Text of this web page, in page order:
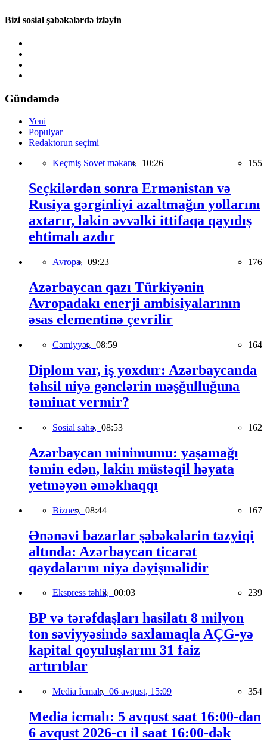
Bizi sosial şəbəkələrdə izləyin
Gündəmdə
Yeni
Populyar
Redaktorun seçimi
Keçmiş Sovet məkanı, 10:26 155
Seçkilərdən sonra Ermənistan və
Rusiya gərginliyi azaltmağın yollarını
axtarır, lakin əvvəlki ittifaqa qayıdış
ehtimalı azdır
Avropa, 09:23 176
Azərbaycan qazı Türkiyənin
Avropadakı enerji ambisiyalarının
əsas elementinə çevrilir
Cəmiyyət, 08:59 164
Diplom var, iş yoxdur: Azərbaycanda
təhsil niyə gənclərin məşğulluğuna
təminat vermir?
Sosial sahə, 08:53 162
Azərbaycan minimumu: yaşamağı
təmin edən, lakin müstəqil həyata
yetməyən əməkhaqqı
Biznes, 08:44 167
Ənənəvi bazarlar şəbəkələrin təzyiqi
altında: Azərbaycan ticarət
qaydalarını niyə dəyişməlidir
Ekspress təhlil, 00:03 239
BP və tərəfdaşları hasilatı 8 milyon
ton səviyyəsində saxlamaqla AÇG-yə
kapital qoyuluşlarını 31 faiz
artırıblar
Media İcmalı, 06 avqust, 15:09 354
Media icmalı: 5 avqust saat 16:00-dan
6 avqust 2026-cı il saat 16:00-dək